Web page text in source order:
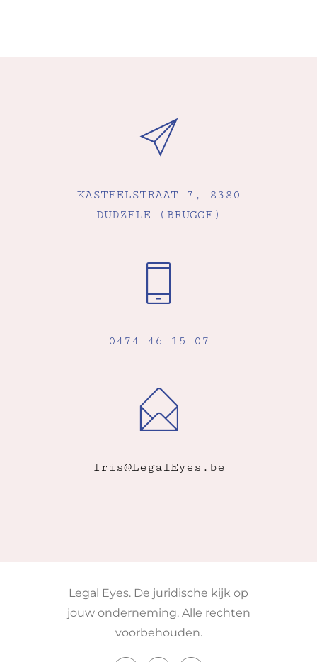
KASTEELSTRAAT 7, 8380
DUDZELE (BRUGGE)
0474 46 15 07
Iris@LegalEyes.be
Legal Eyes. De juridische kijk op
jouw onderneming. Alle rechten
voorbehouden.